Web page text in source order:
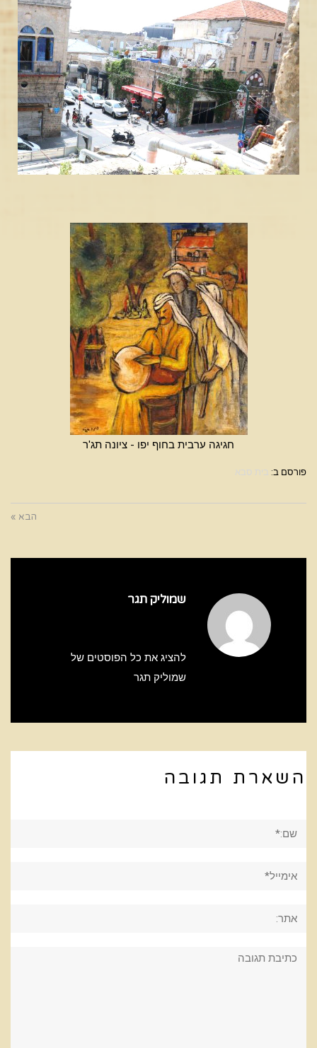
חגיגה ערבית בחוף יפו - ציונה תג'ר
פורסם ב: בית סבא
הבא »
שמוליק תגר
להציג את כל הפוסטים של
שמוליק תגר
השארת תגובה